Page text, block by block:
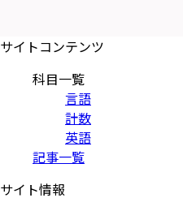
サイトコンテンツ
科目一覧
言語
計数
英語
記事一覧
サイト情報